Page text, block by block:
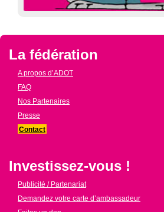
La fédération
A propos d’ADOT
FAQ
Nos Partenaires
Presse
Contact
Investissez-vous !
Publicité / Partenariat
Demandez votre carte d’ambassadeur